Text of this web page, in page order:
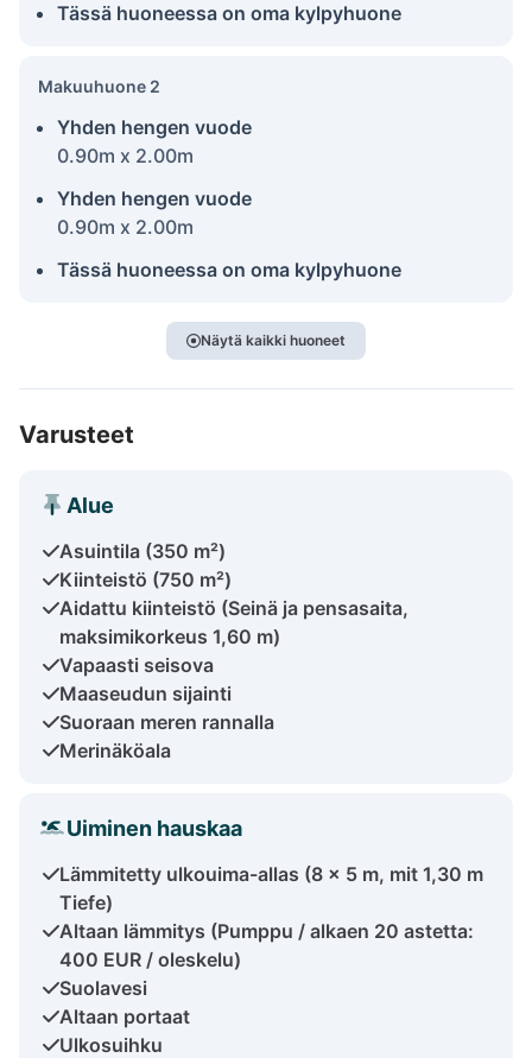
Tässä huoneessa on oma kylpyhuone
Makuuhuone 2
Yhden hengen vuode
0.90m x 2.00m
Yhden hengen vuode
0.90m x 2.00m
Tässä huoneessa on oma kylpyhuone
Näytä kaikki huoneet
Varusteet
Alue
Asuintila (350 m²)
Kiinteistö (750 m²)
Aidattu kiinteistö (Seinä ja pensasaita,
maksimikorkeus 1,60 m)
Vapaasti seisova
Maaseudun sijainti
Suoraan meren rannalla
Merinäköala
Uiminen hauskaa
Lämmitetty ulkouima-allas (8 x 5 m, mit 1,30 m
Tiefe)
Altaan lämmitys (Pumppu / alkaen 20 astetta:
400 EUR / oleskelu)
Suolavesi
Altaan portaat
Ulkosuihku